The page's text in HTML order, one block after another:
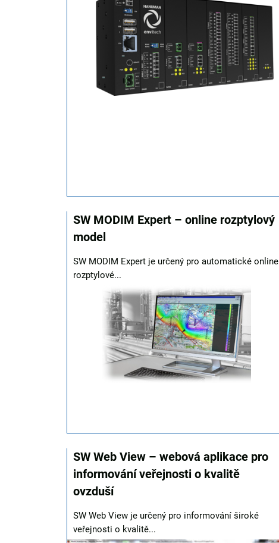
SW MODIM Expert – online rozptylový
model
SW MODIM Expert je určený pro automatické online
rozptylové...
SW Web View – webová aplikace pro
informování veřejnosti o kvalitě
ovzduší
SW Web View je určený pro informování široké
veřejnosti o kvalitě...